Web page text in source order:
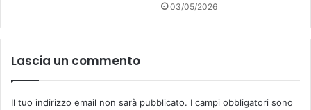
03/05/2026
Lascia un commento
Il tuo indirizzo email non sarà pubblicato. I campi obbligatori sono